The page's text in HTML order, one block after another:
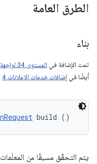
الطرق العامة
بناء
تمت الإضافة في المستوى 34 لواجهة برمجة التطبيقات
أيضًا في إضافات خدمات الإعلانات 4
build ()
يتم التحقّق مسبقًا من